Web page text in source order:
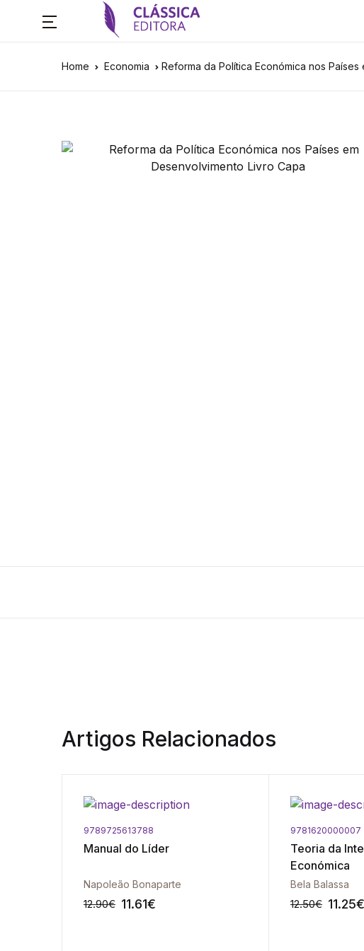
Home Economia Reforma da Política Económica nos
Artigos Relacionados
9789725613788
Manual do Líder
Napoleão Bonaparte
12.90€ 11.61€
9781620000007
Teoria da
Económica
Bela Balassa
12.50€ 11.25€